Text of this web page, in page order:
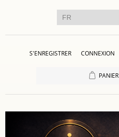
S'ENREGISTRER CONNEXION
PANIER